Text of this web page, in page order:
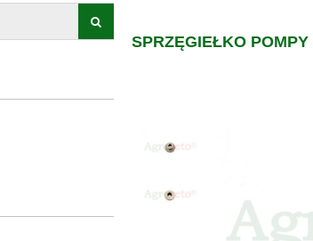
SPRZĘGIEŁKO